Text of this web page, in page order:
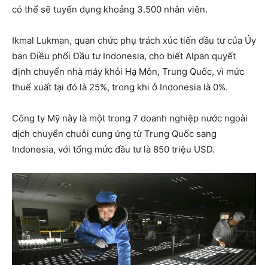
có thể sẽ tuyển dụng khoảng 3.500 nhân viên.
Ikmal Lukman, quan chức phụ trách xúc tiến đầu tư của Ủy
ban Điều phối Đầu tư Indonesia, cho biết Alpan quyết
định chuyển nhà máy khỏi Hạ Môn, Trung Quốc, vì mức
thuế xuất tại đó là 25%, trong khi ở Indonesia là 0%.
Công ty Mỹ này là một trong 7 doanh nghiệp nước ngoài
dịch chuyển chuỗi cung ứng từ Trung Quốc sang
Indonesia, với tổng mức đầu tư là 850 triệu USD.